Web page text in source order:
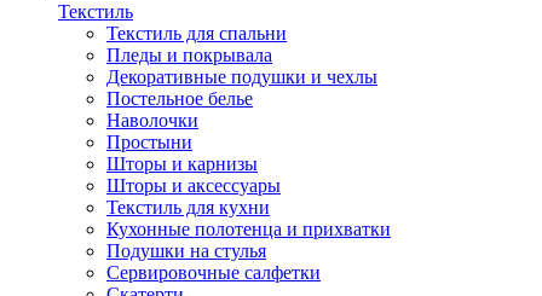
Текстиль
Текстиль для спальни
Пледы и покрывала
Декоративные подушки и чехлы
Постельное белье
Наволочки
Простыни
Шторы и карнизы
Шторы и аксессуары
Текстиль для кухни
Кухонные полотенца и прихватки
Подушки на стулья
Сервировочные салфетки